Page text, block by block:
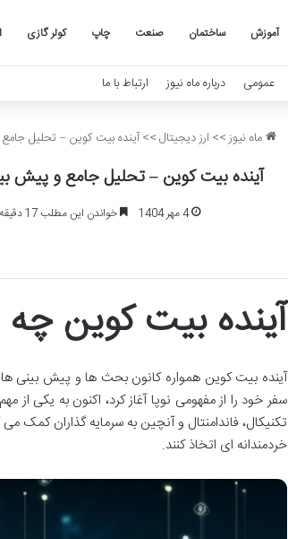
آموزش ساختمان صنعت چاپ کولر گازی
عمومی درباره ماه نیوز ارتباط با ما
ماه نیوز>> ارز دیجیتال>> آینده بیت کوین – تحلیل جامع
آینده بیت کوین – تحلیل جامع و پیش
4 مهر 1404 خواندن این مطلب 17 دقیقه زمان میبرد
آینده بیت کوین
آینده بیت کوین همواره کانون بحث ها و پیش بینی
سفر خود را از مفهومی نوپا آغاز کرد، اکنون به یکی
تکنیکال، فاندامنتال و آنچین به سرمایه گذاران کمک
خردمندانه ای اتخاذ کنند.